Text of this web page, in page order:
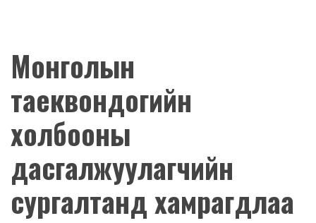
Монголын
таеквондогийн
холбооны
дасгалжуулагчийн
сургалтанд хамрагдлаа